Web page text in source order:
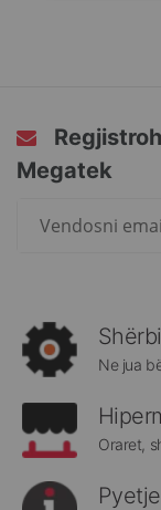
Megatek
rreth
Megatek:
Ne jua
Oraret,